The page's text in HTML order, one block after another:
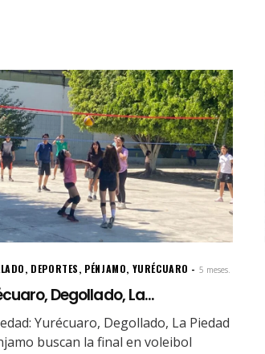
, DEPORTES, PÉNJAMO, YURÉCUARO 5 meses.
Degollado, La...
Yurécuaro, Degollado, La Piedad
buscan la final en voleibol